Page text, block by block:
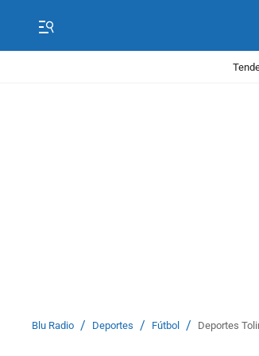
Blu Radio / Deportes / Fútbol / Deportes